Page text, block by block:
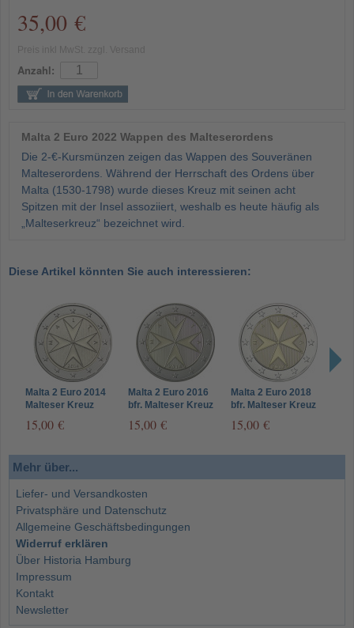
35,00 €
Anzahl:
Malta 2 Euro 2022 Wappen des Malteserordens
Die 2-€-Kursmünzen zeigen das Wappen des Souveränen
Malteserordens. Während der Herrschaft des Ordens über
Malta (1530-1798) wurde dieses Kreuz mit seinen acht
Spitzen mit der Insel assoziiert, weshalb es heute häufig als
„Malteserkreuz“ bezeichnet wird.
Diese Artikel könnten Sie auch interessieren:
Malta 2 Euro 2014
Malteser Kreuz
15,00 €
Malta 2 Euro 2016
bfr. Malteser Kreuz
15,00 €
Malta 2 Euro 2018
bfr. Malteser Kreuz
15,00 €
Mehr über...
Liefer- und Versandkosten
Privatsphäre und Datenschutz
Allgemeine Geschäftsbedingungen
Widerruf erklären
Über Historia Hamburg
Impressum
Kontakt
Newsletter